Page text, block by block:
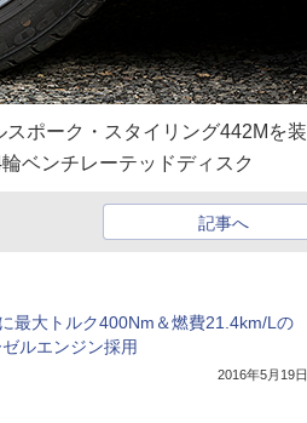
ポーク・スタイリング442Mを装
ベンチレーテッドディスク
記事へ
最大トルク400Nm＆燃費21.4km/Lの
ルエンジン採用
2016年5月19日